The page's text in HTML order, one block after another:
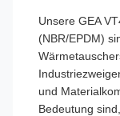
Unsere GEA
(NBR/EPDM)
und
Bedeutung